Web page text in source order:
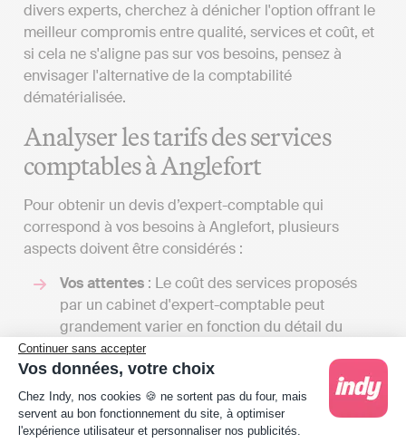
Continuer sans accepter
Vos données, votre choix
Plateforme de Gestion du Consentement :
Chez Indy, nos cookies 🍪 ne sortent pas du four, mais
servent au bon fonctionnement du site, à optimiser
l'expérience utilisateur et personnaliser nos publicités.
divers experts, cherchez à dénicher l'option offrant le
meilleur compromis entre qualité, services et coût, et
si cela ne s'aligne pas sur vos besoins, pensez à
envisager l'alternative de la comptabilité
dématérialisée.
Analyser les tarifs des services
comptables à Anglefort
Pour obtenir un devis d’expert-comptable qui
correspond à vos besoins à Anglefort, plusieurs
aspects doivent être considérés :
Vos attentes : Le coût des services proposés
par un cabinet d'expert-comptable peut
grandement varier en fonction du détail du
contrat que vous établirez avec eux. L'étendue
des services qu'un cabinet d’expert-comptable
peut proposer est vaste, et le prix sera fonction
du nombre de tâches qu'il assurera pour vous.
En échangeant avec plusieurs spécialistes, vous